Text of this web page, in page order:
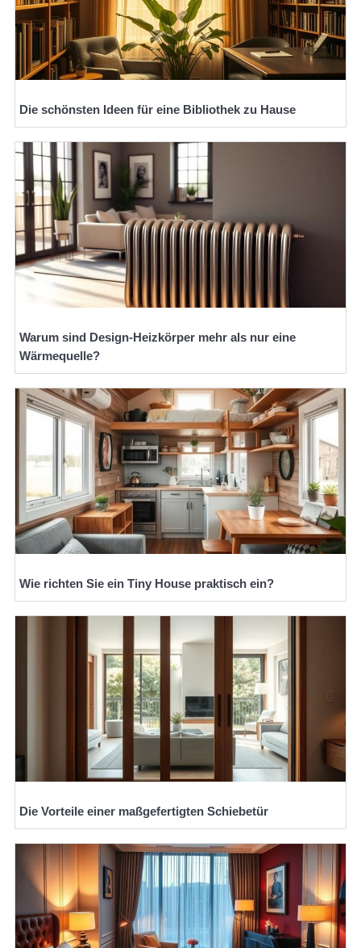
Die schönsten Ideen für eine Bibliothek zu Hause
Warum sind Design-Heizkörper mehr als nur eine
Wärmequelle?
Wie richten Sie ein Tiny House praktisch ein?
Die Vorteile einer maßgefertigten Schiebetür